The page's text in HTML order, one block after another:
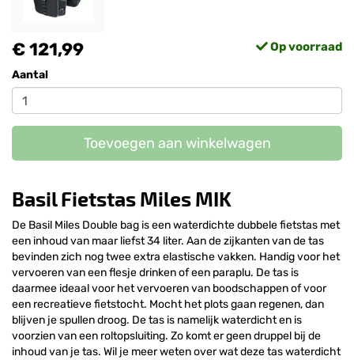
€ 121,99 Op voorraad
Aantal
Toevoegen aan winkelwagen
Basil Fietstas Miles MIK
De Basil Miles Double bag is een waterdichte dubbele fietstas met
een inhoud van maar liefst 34 liter. Aan de zijkanten van de tas
bevinden zich nog twee extra elastische vakken. Handig voor het
vervoeren van een flesje drinken of een paraplu. De tas is
daarmee ideaal voor het vervoeren van boodschappen of voor
een recreatieve fietstocht. Mocht het plots gaan regenen, dan
blijven je spullen droog. De tas is namelijk waterdicht en is
voorzien van een roltopsluiting. Zo komt er geen druppel bij de
inhoud van je tas. Wil je meer weten over wat deze tas waterdicht